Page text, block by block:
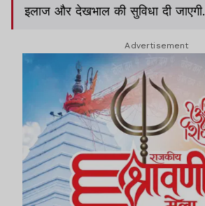
इलाज और देखभाल की सुविधा दी जाएगी.
Advertisement